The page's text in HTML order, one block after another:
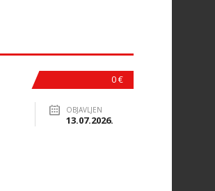
0 €
OBJAVLJEN
13.07.2026.